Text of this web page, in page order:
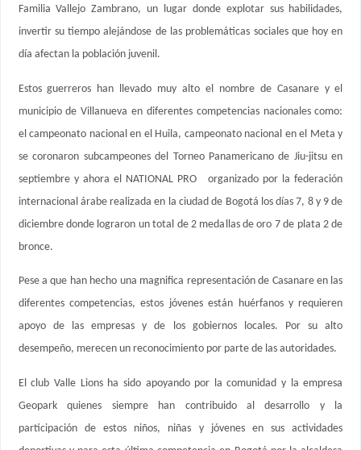
Familia Vallejo Zambrano, un lugar donde explotar sus habilidades,
invertir su tiempo alejándose de las problemáticas sociales que hoy en
día afectan la población juvenil.
Estos guerreros han llevado muy alto el nombre de Casanare y el
municipio de Villanueva en diferentes competencias nacionales como:
el campeonato nacional en el Huila, campeonato nacional en el Meta y
se coronaron subcampeones del Torneo Panamericano de Jiu-jitsu en
septiembre y ahora el NATIONAL PRO organizado por la federación
internacional árabe realizada en la ciudad de Bogotá los días 7, 8 y 9 de
diciembre donde lograron un total de 2 medallas de oro 7 de plata 2 de
bronce.
Pese a que han hecho una magnifica representación de Casanare en las
diferentes competencias, estos jóvenes están huérfanos y requieren
apoyo de las empresas y de los gobiernos locales. Por su alto
desempeño, merecen un reconocimiento por parte de las autoridades.
El club Valle Lions ha sido apoyando por la comunidad y la empresa
Geopark quienes siempre han contribuido al desarrollo y la
participación de estos niños, niñas y jóvenes en sus actividades